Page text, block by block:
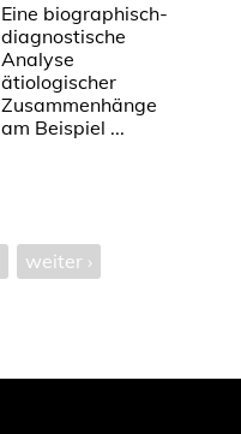
Eine biographisch-
diagnostische
Analyse
ätiologischer
Zusammenhänge
am Beispiel ...
weiter ›